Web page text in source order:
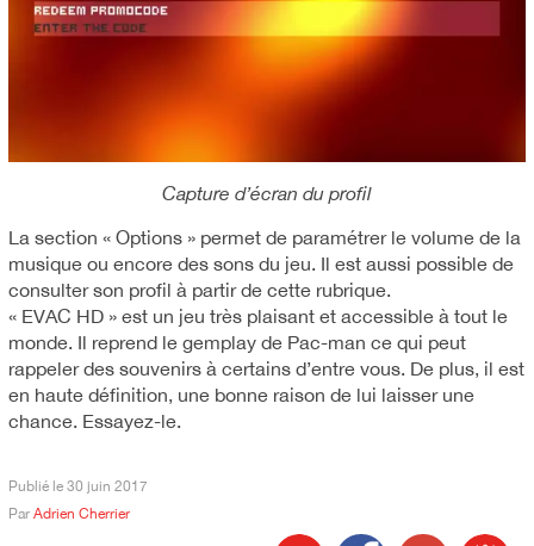
Capture d’écran du profil
La section « Options » permet de paramétrer le volume de la
musique ou encore des sons du jeu. Il est aussi possible de
consulter son profil à partir de cette rubrique.
« EVAC HD » est un jeu très plaisant et accessible à tout le
monde. Il reprend le gemplay de Pac-man ce qui peut
rappeler des souvenirs à certains d’entre vous. De plus, il est
en haute définition, une bonne raison de lui laisser une
chance. Essayez-le.
Publié le 30 juin 2017
Par Adrien Cherrier